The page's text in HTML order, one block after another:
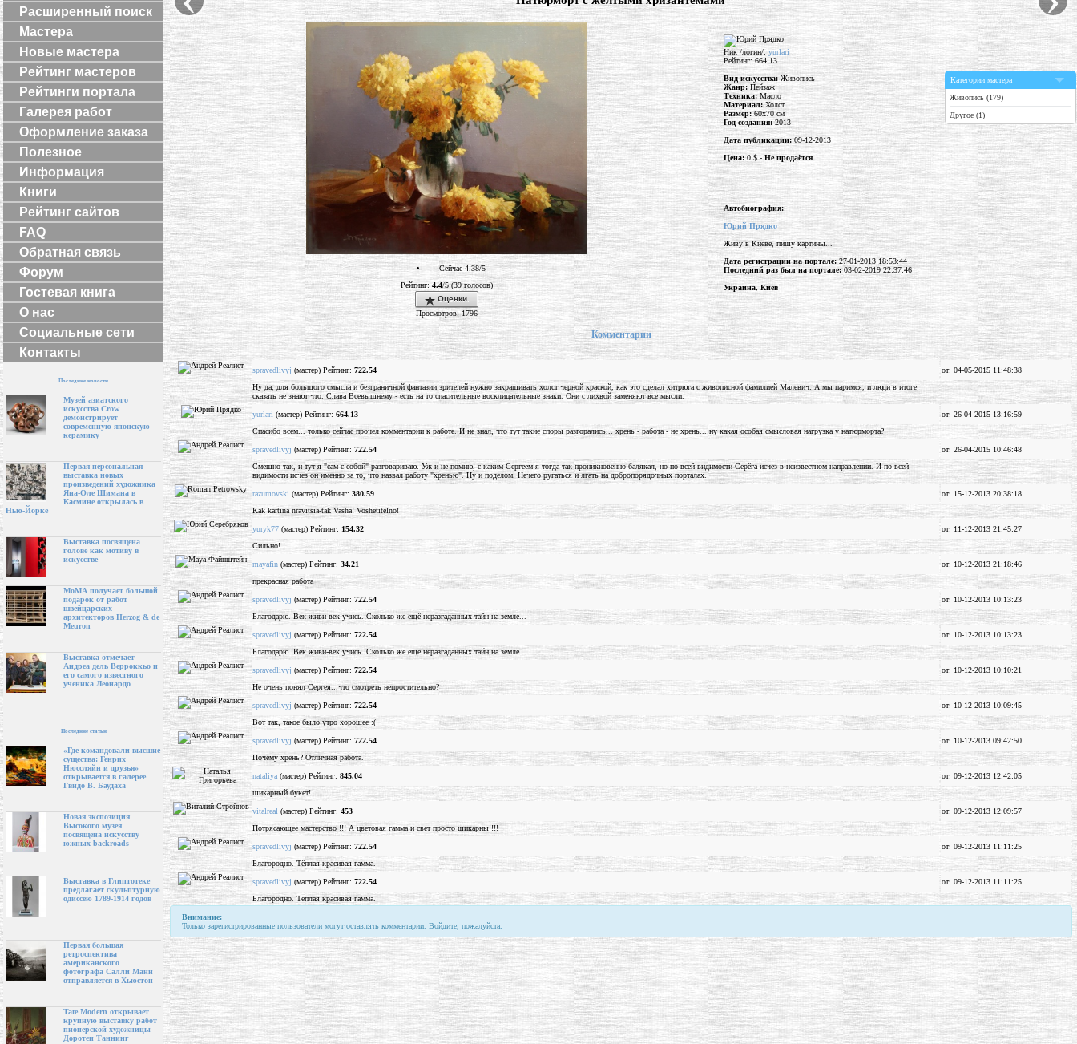
Расширенный поиск
Мастера
Новые мастера
Рейтинг мастеров
Рейтинги портала
Галерея работ
Оформление заказа
Полезное
Информация
Книги
Рейтинг сайтов
FAQ
Обратная связь
Форум
Гостевая книга
О нас
Социальные сети
Контакты
Последние новости
Музей азиатского
искусства Crow
демонстрирует
современную японскую
керамику
Первая персональная
выставка новых
произведений художника
Яна-Оле Шимана в
Касмине открылась в
Нью-Йорке
Выставка посвящена
голове как мотиву в
искусстве
МоМА получает большой
подарок от работ
швейцарских
архитекторов Herzog & de
Meuron
Выставка отмечает
Андреа дель Верроккьо и
его самого известного
ученика Леонардо
Последние статьи
«Где командовали высшие
существа: Генрих
Нюссляйн и друзья»
открывается в галерее
Гвидо В. Баудаха
Новая экспозиция
Высокого музея
посвящена искусству
южных backroads
Выставка в Глиптотеке
предлагает скульптурную
одиссею 1789-1914 годов
Первая большая
ретроспектива
американского
фотографа Салли Манн
отправляется в Хьюстон
Tate Modern открывает
крупную выставку работ
пионерской художницы
Доротеи Таннинг
Сейчас 4.38/5
Рейтинг: 4.4/5 (39 голосов)
Оценки.
Просмотров: 1796
Ник /логин/: yurlari
Рейтинг: 664.13
Вид искусства:Живопись
Жанр: Пейзаж
Техника:Масло
Материал:Холст
Размер:60x70 см
Год создания:2013
Дата публикации: 09-12-2013
Цена:0 $ -Не продаётся
Категории мастера
Живопись (179)
Другое (1)
Автобиография:
Юрий Прядко
Живу в Киеве, пишу картины...
Дата регистрации на портале: 27-01-2013 18:53:44
Последний раз был на портале: 03-02-2019 22:37:46
Украина, Киев
---
Комментарии
spravedlivyj (мастер) Рейтинг: 722.54
от: 04-05-2015 11:48:38
Ну да, для большого смысла и безграничной фантазии зрителей нужно закрашивать холст черной краской, как это сделал хитрюга с живописной фамилией Малевич. А мы паримся, и люди в итоге
сказать не знают что. Слава Всевышнему - есть на то спасительные восклицательные знаки. Они с лихвой заменяют все мысли.
yurlari (мастер) Рейтинг: 664.13
от: 26-04-2015 13:16:59
Спасибо всем... только сейчас прочел комментарии к работе. И не знал, что тут такие споры разгорались... хрень - работа - не хрень... ну какая особая смысловая нагрузка у натюрморта?
spravedlivyj (мастер) Рейтинг: 722.54
от: 26-04-2015 10:46:48
Смешно так, и тут я "сам с собой" разговариваю. Уж и не помню, с каким Cергеем я тогда так проникновенно балякал, но по всей видимости Серёга исчез в неизвестном направлении. И по всей
видимости исчез он именно за то, что назвал работу "хренью". Ну и поделом. Нечего ругаться и лгать на добропорядочных порталах.
razumovski (мастер) Рейтинг: 380.59
от: 15-12-2013 20:38:18
Kak kartina nravitsia-tak Vasha! Voshetitelno!
yuryk77 (мастер) Рейтинг: 154.32
от: 11-12-2013 21:45:27
Сильно!
mayafin (мастер) Рейтинг: 34.21
от: 10-12-2013 21:18:46
прекрасная работа
spravedlivyj (мастер) Рейтинг: 722.54
от: 10-12-2013 10:13:23
Благодарю. Век живи-век учись. Сколько же ещё неразгаданных тайн на земле...
spravedlivyj (мастер) Рейтинг: 722.54
от: 10-12-2013 10:13:23
Благодарю. Век живи-век учись. Сколько же ещё неразгаданных тайн на земле...
spravedlivyj (мастер) Рейтинг: 722.54
от: 10-12-2013 10:10:21
Не очень понял Сергея...что смотреть непростительно?
spravedlivyj (мастер) Рейтинг: 722.54
от: 10-12-2013 10:09:45
Вот так, такое было утро хорошее :(
spravedlivyj (мастер) Рейтинг: 722.54
от: 10-12-2013 09:42:50
Почему хрень? Отличная работа.
nataliya (мастер) Рейтинг: 845.04
от: 09-12-2013 12:42:05
шикарный букет!
vitalreal (мастер) Рейтинг: 453
от: 09-12-2013 12:09:57
Потрясающее мастерство !!! А цветовая гамма и свет просто шикарны !!!
spravedlivyj (мастер) Рейтинг: 722.54
от: 09-12-2013 11:11:25
Благородно. Тёплая красивая гамма.
spravedlivyj (мастер) Рейтинг: 722.54
от: 09-12-2013 11:11:25
Благородно. Тёплая красивая гамма.
Внимание:
Только зарегистрированные пользователи могут оставлять комментарии. Войдите, пожалуйста.